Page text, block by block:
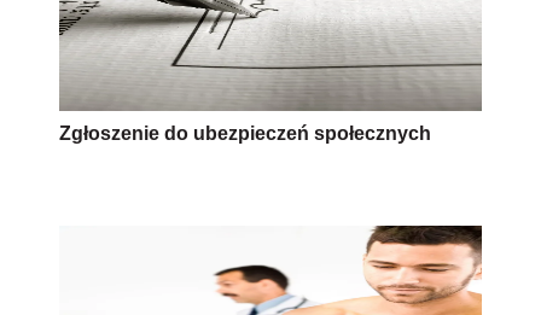
Zgłoszenie do ubezpieczeń społecznych